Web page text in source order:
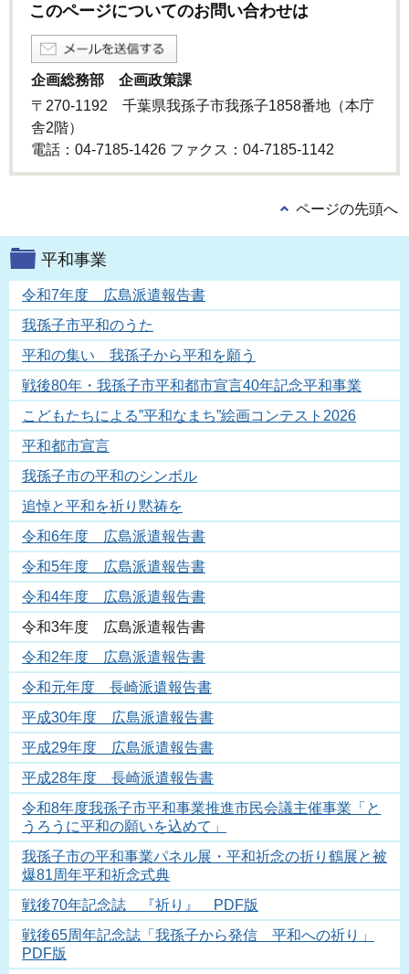
このページについてのお問い合わせは
企画総務部 企画政策課
〒270-1192 千葉県我孫子市我孫子1858番地（本庁
舎2階）
電話：04-7185-1426 ファクス：04-7185-1142
ページの先頭へ
平和事業
令和7年度 広島派遣報告書
我孫子市平和のうた
平和の集い 我孫子から平和を願う
戦後80年・我孫子市平和都市宣言40年記念平和事業
こどもたちによる”平和なまち”絵画コンテスト2026
平和都市宣言
我孫子市の平和のシンボル
追悼と平和を祈り黙祷を
令和6年度 広島派遣報告書
令和5年度 広島派遣報告書
令和4年度 広島派遣報告書
令和3年度 広島派遣報告書
令和2年度 広島派遣報告書
令和元年度 長崎派遣報告書
平成30年度 広島派遣報告書
平成29年度 広島派遣報告書
平成28年度 長崎派遣報告書
令和8年度我孫子市平和事業推進市民会議主催事業「と
うろうに平和の願いを込めて」
我孫子市の平和事業パネル展・平和祈念の折り鶴展と被
爆81周年平和祈念式典
戦後70年記念誌 『祈り』 PDF版
戦後65周年記念誌「我孫子から発信 平和への祈り」
PDF版